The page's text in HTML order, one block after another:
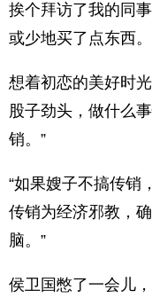
挨个拜访了我的同
或少地买了点东西。
想着初恋的美好时
股子劲头，做什么
销。”
“如果嫂子不搞传销
传销为经济邪教，
脑。”
侯卫国憋了一会儿